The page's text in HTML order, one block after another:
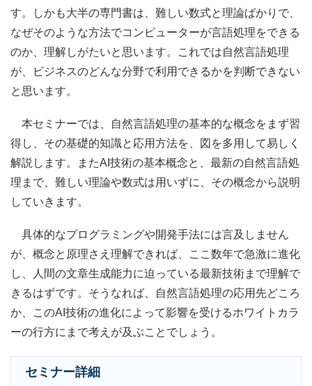
す。しかも大半の専門書は、難しい数式と理論ばかりで、
なぜそのような方法でコンピューターが言語処理をできる
のか、理解しがたいと思います。これでは自然言語処理
が、ビジネスのどんな分野で利用できるかを判断できない
と思います。
本セミナーでは、自然言語処理の基本的な概念をまず習
得し、その基礎的知識と応用方法を、図を多用して易しく
解説します。またAI技術の基本概念と、最新の自然言語処
理まで、難しい理論や数式は用いずに、その概念から説明
していきます。
具体的なプログラミングや開発手法には言及しません
が、概念と原理さえ理解できれば、ここ数年で急激に進化
し、人間の文章生成能力に迫っている最新技術まで理解で
きるはずです。そうなれば、自然言語処理の応用先どころ
か、このAI技術の進化によって影響を受けるホワイトカラ
ーの行方にまで考えが及ぶことでしょう。
セミナー詳細